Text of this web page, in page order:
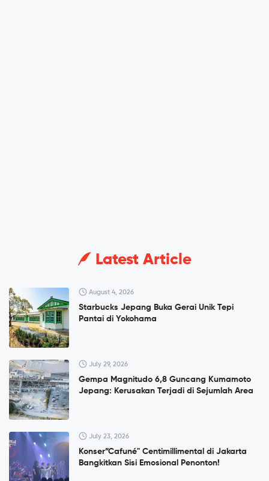
Latest Article
August 4, 2026
Starbucks Jepang Buka Gerai Unik Tepi
Pantai di Yokohama
July 29, 2026
Gempa Magnitudo 6,8 Guncang Kumamoto
Jepang: Kerusakan Terjadi di Sejumlah Area
July 23, 2026
Konser”Cafuné" Centimillimental di Jakarta
Bangkitkan Sisi Emosional Penonton!